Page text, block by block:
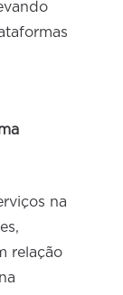
na
relação